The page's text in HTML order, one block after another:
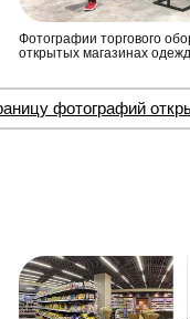
Фотографии торгового
открытых магазинах
фотографий